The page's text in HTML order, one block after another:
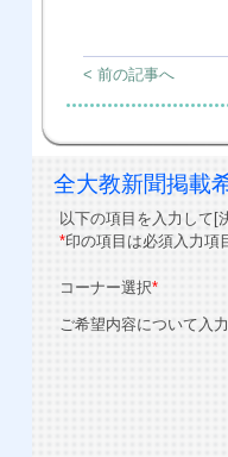
< 前の記事へ
全大教新聞掲載
以下の項目を入力して[
*印の項目は必須入力項
コーナー選択*
ご希望内容について入